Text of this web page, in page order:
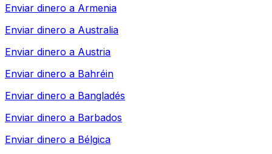
Enviar dinero a Armenia
Enviar dinero a Australia
Enviar dinero a Austria
Enviar dinero a Bahréin
Enviar dinero a Bangladés
Enviar dinero a Barbados
Enviar dinero a Bélgica